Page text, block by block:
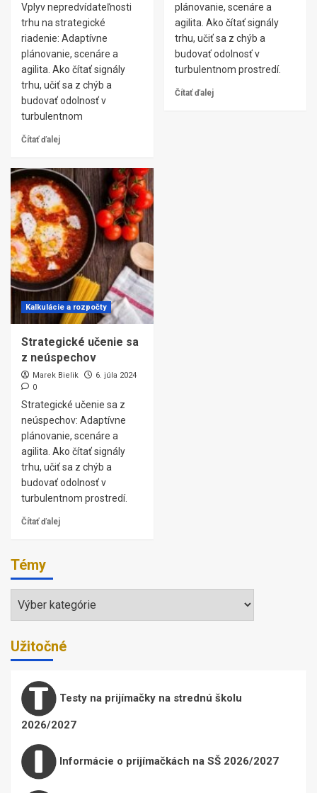
Vplyv nepredvídateľnosti
trhu na strategické
riadenie: Adaptívne
plánovanie, scenáre a
agilita. Ako čítať signály
trhu, učiť sa z chýb a
budovať odolnosť v
turbulentnom
Čítať ďalej
plánovanie, scenáre a
agilita. Ako čítať signály
trhu, učiť sa z chýb a
budovať odolnosť v
turbulentnom prostredí.
Čítať ďalej
Kalkulácie a rozpočty
Strategické učenie sa
z neúspechov
Marek Bielik
6. júla 2024
0
Strategické učenie sa z
neúspechov: Adaptívne
plánovanie, scenáre a
agilita. Ako čítať signály
trhu, učiť sa z chýb a
budovať odolnosť v
turbulentnom prostredí.
Čítať ďalej
Témy
Témy
Užitočné
Testy na prijímačky na strednú školu
2026/2027
Informácie o prijímačkách na SŠ 2026/2027